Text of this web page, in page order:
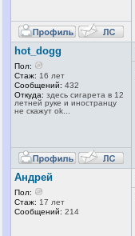
hot_dogg
Пол:
Стаж: 16 лет
Сообщений: 432
Откуда: здесь сигарета в 12
летней руке и иностранцу
не скажут ok...
Андрей
Пол:
Стаж: 17 лет
Сообщений: 214